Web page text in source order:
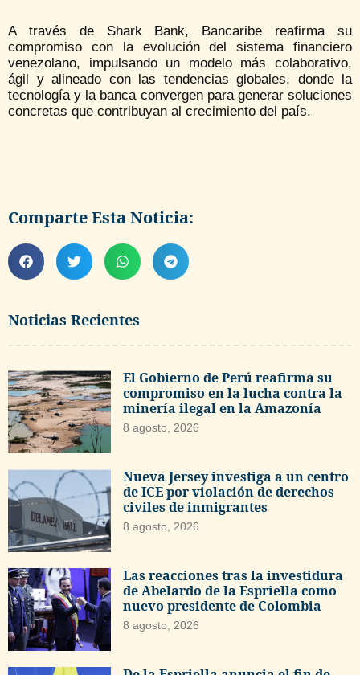
Noticias Recientes
El Gobierno de Perú reafirma su
compromiso en la lucha contra la
minería ilegal en la Amazonía
8 agosto, 2026
Nueva Jersey investiga a un centro
de ICE por violación de derechos
civiles de inmigrantes
8 agosto, 2026
Las reacciones tras la investidura
de Abelardo de la Espriella como
nuevo presidente de Colombia
8 agosto, 2026
A través de Shark Bank, Bancaribe reafirma su
compromiso con la evolución del sistema financiero
venezolano, impulsando un modelo más colaborativo,
ágil y alineado con las tendencias globales, donde la
tecnología y la banca convergen para generar soluciones
concretas que contribuyan al crecimiento del país.
Comparte Esta Noticia: